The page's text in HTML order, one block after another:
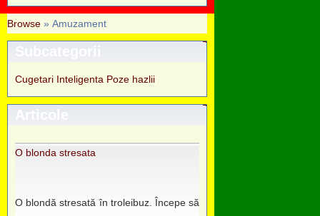
Browse » Amuzament
Subcategorii
Cugetari Inteligenta Poze hazlii
Articole
O blonda stresata
O blondă stresată în troleibuz. Începe să